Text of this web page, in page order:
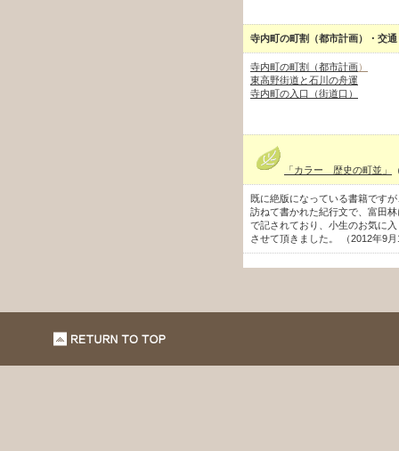
寺内町の町割（都市計画）・交通
寺内町の町割（都市計画）
東高野街道と石川の舟運
寺内町の入口（街道口）
「カラー 歴史の町並」
既に絶版になっている書籍です
訪ねて書かれた紀行文で、富田
で記されており、小生のお気に
させて頂きました。 （2012年9